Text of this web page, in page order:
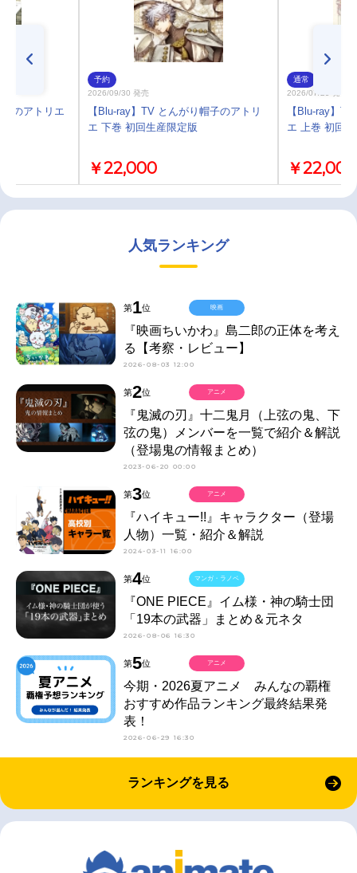
のアトリエ
予約
2026/09/30 発売
【Blu-ray】TV とんがり帽子のアトリ
エ 下巻 初回生産限定版
￥22,000
通常
2026/07/29 発売
【Blu-ray】
エ 上巻 初回
￥22,000
人気ランキング
第1位
『映画ちいかわ』島二郎の正体を考え
る【考察・レビュー】
2026-08-03 12:00
映画
第2位
『鬼滅の刃』十二鬼月（上弦の鬼、下
弦の鬼）メンバーを一覧で紹介＆解説
（登場鬼の情報まとめ）
2023-06-20 00:00
アニメ
第3位
『ハイキュー!!』キャラクター（登場
人物）一覧・紹介＆解説
2024-03-11 16:00
アニメ
第4位
『ONE PIECE』イム様・神の騎士団
「19本の武器」まとめ＆元ネタ
2026-08-06 16:30
マンガ・ラノベ
第5位
今期・2026夏アニメ みんなの覇権
おすすめ作品ランキング最終結果発
表！
2026-06-29 16:30
アニメ
ランキングを見る